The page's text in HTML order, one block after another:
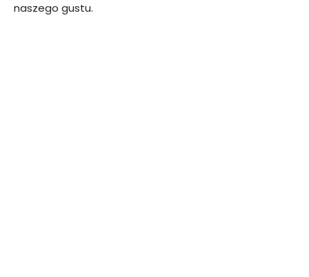
naszego gustu.